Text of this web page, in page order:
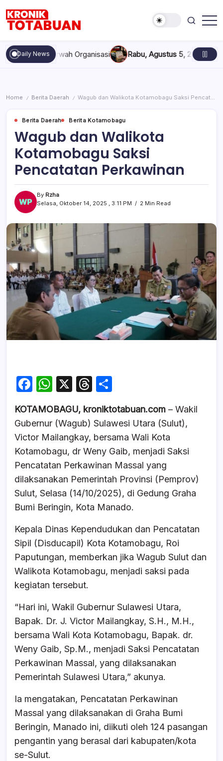
content
Totabuan
hari
ini
Kronik
Daily News
Marwah Organisasi Rabu, Agustus 5, 2026 , 11:44 AM
Home / Berita Daerah / Wagub dan Walikota Kotamobagu Saksi Pencatatan Perkawinan
Berita Daerah Berita Kotamobagu
Wagub dan Walikota
Kotamobagu Saksi
Pencatatan Perkawinan
By Rzha
Selasa, Oktober 14, 2025 , 3:11 PM
2 Min Read
F
c
e
b
o
o
k
W
at
s
A
p
p
X
T
e
a
d
s
ar
e
KOTAMOBAGU, kroniktotabuan.com – Wakil
Gubernur (Wagub) Sulawesi Utara (Sulut),
Victor Mailangkay, bersama Wali Kota
Kotamobagu, dr Weny Gaib, menjadi Saksi
Pencatatan Perkawinan Massal yang
dilaksanakan Pemerintah Provinsi (Pemprov)
Sulut, Selasa (14/10/2025), di Gedung Graha
Bumi Beringin, Kota Manado.
Kepala Dinas Kependudukan dan Pencatatan
Sipil (Disducapil) Kota Kotamobagu, Roi
Paputungan, memberkan jika Wagub Sulut dan
Walikota Kotamobagu, menjadi saksi pada
kegiatan tersebut.
“Hari ini, Wakil Gubernur Sulawesi Utara,
Bapak. Dr. J. Victor Mailangkay, S.H., M.H.,
bersama Wali Kota Kotamobagu, Bapak. dr.
Weny Gaib, Sp.M., menjadi Saksi Pencatatan
Perkawinan Massal, yang dilaksanakan
Pemerintah Sulawesi Utara,” akunya.
Ia mengatakan, Pencatatan Perkawinan
Massal yang dilaksanakan di Graha Bumi
Beringin, Manado ini, diikuti oleh 124 pasangan
pengantin yang berasal dari kabupaten/kota
se-Sulut.